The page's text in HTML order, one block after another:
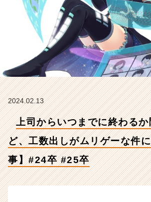
ム
リ
ゲ
ー
な
件
に
つ
事】
#
2
卒
2
2024.02.13
上司からいつまでに終わる
ど、工数出しがムリゲーな件
事】#24卒 #25卒